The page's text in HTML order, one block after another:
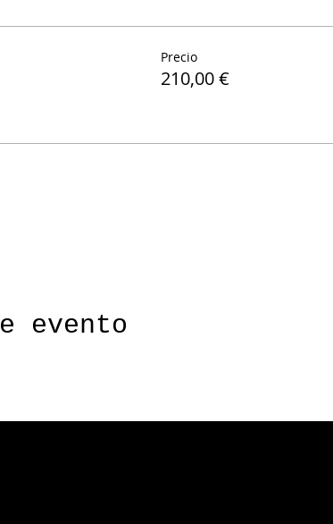
Precio
210,00 €
evento